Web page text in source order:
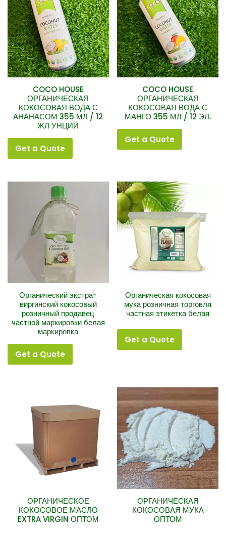
COCO HOUSE
ОРГАНИЧЕСКАЯ
КОКОСОВАЯ ВОДА С
АНАНАСОМ 355 МЛ / 12
ЖЛ УНЦИЙ
Get a Quote
COCO HOUSE
ОРГАНИЧЕСКАЯ
КОКОСОВАЯ ВОДА С
МАНГО 355 МЛ / 12 ЭЛ.
Get a Quote
Органический экстра-
виргинский кокосовый
розничный продавец
частной маркировки белая
маркировка
Get a Quote
Органическая кокосовая
мука розничная торговля
частная этикетка белая
Get a Quote
ОРГАНИЧЕСКОЕ
КОКОСОВОЕ МАСЛО
EXTRA VIRGIN ОПТОМ
ОРГАНИЧЕСКАЯ
КОКОСОВАЯ МУКА
ОПТОМ